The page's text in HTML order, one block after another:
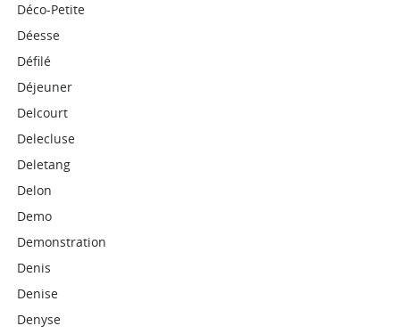
Déco-Petite
Déesse
Défilé
Déjeuner
Delcourt
Delecluse
Deletang
Delon
Demo
Demonstration
Denis
Denise
Denyse